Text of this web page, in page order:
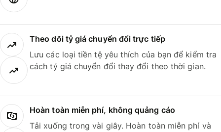
Theo dõi tỷ giá chuyển đổi trực tiếp
Lưu các loại tiền tệ yêu thích của bạn để kiểm tra
cách tỷ giá chuyển đổi thay đổi theo thời gian.
Hoàn toàn miễn phí, không quảng cáo
Tải xuống trong vài giây. Hoàn toàn miễn phí và